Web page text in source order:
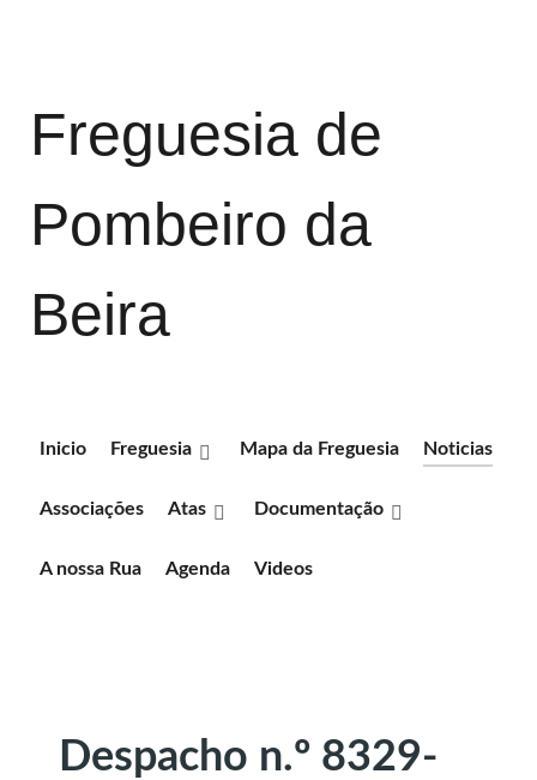
Freguesia de
Pombeiro da
Beira
Inicio Freguesia Mapa da Freguesia Noticias
Associações Atas Documentação
A nossa Rua Agenda Videos
Despacho n.º 8329-